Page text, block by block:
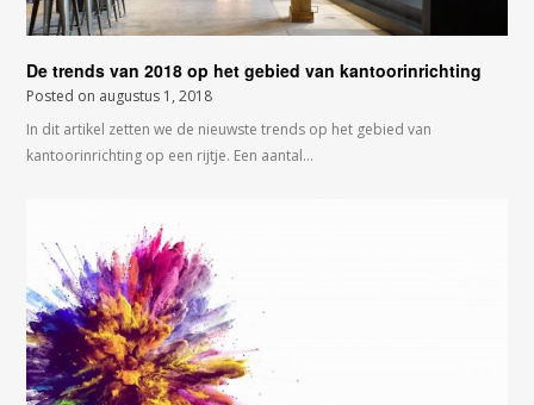
De trends van 2018 op het gebied van kantoorinrichting
Posted on augustus 1, 2018
In dit artikel zetten we de nieuwste trends op het gebied van
kantoorinrichting op een rijtje. Een aantal…